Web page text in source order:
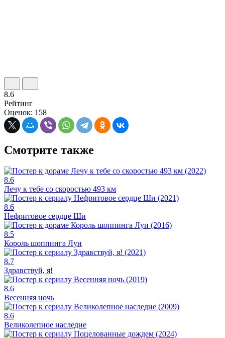
8.6
Рейтинг
Оценок: 158
Смотрите также
8.6
Лечу к тебе со скоростью 493 км
8.6
Нефритовое сердце Ши
8.5
Король шоппинга Луи
8.7
Здравствуй, я!
8.6
Весенняя ночь
8.6
Великолепное наследие